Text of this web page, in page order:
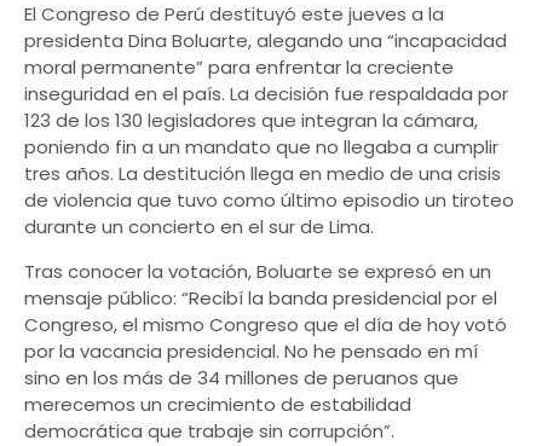
El Congreso de Perú destituyó este jueves a la
presidenta Dina Boluarte, alegando una “incapacidad
moral permanente” para enfrentar la creciente
inseguridad en el país. La decisión fue respaldada por
123 de los 130 legisladores que integran la cámara,
poniendo fin a un mandato que no llegaba a cumplir
tres años. La destitución llega en medio de una crisis
de violencia que tuvo como último episodio un tiroteo
durante un concierto en el sur de Lima.
Tras conocer la votación, Boluarte se expresó en un
mensaje público: “Recibí la banda presidencial por el
Congreso, el mismo Congreso que el día de hoy votó
por la vacancia presidencial. No he pensado en mí
sino en los más de 34 millones de peruanos que
merecemos un crecimiento de estabilidad
democrática que trabaje sin corrupción”.